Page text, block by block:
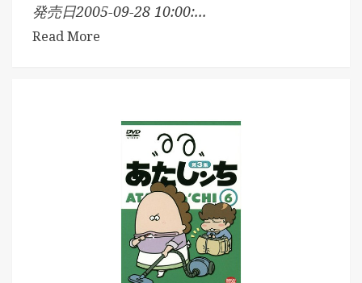
発売日2005-09-28 10:00:...
Read More